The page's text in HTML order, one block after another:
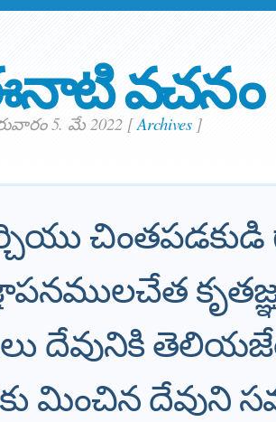
వచనం
5. మే 2022 [Archives]
దేవునికి
మించిన దేవుని